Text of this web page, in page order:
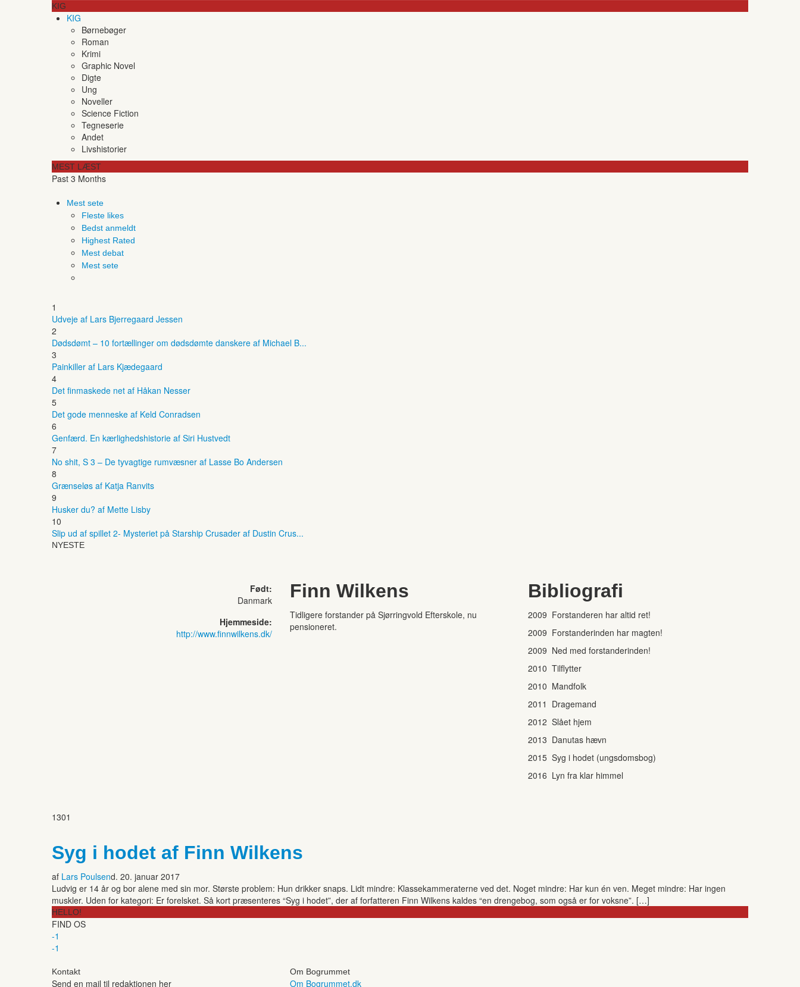
KIG
KIG
Børnebøger
Roman
Krimi
Graphic Novel
Digte
Ung
Noveller
Science Fiction
Tegneserie
Andet
Livshistorier
MEST LÆST
Past 3 Months
Mest sete
Fleste likes
Bedst anmeldt
Highest Rated
Mest debat
Mest sete
1
Udveje af Lars Bjerregaard Jessen
2
Dødsdømt – 10 fortællinger om dødsdømte danskere af Michael B...
3
Painkiller af Lars Kjædegaard
4
Det finmaskede net af Håkan Nesser
5
Det gode menneske af Keld Conradsen
6
Genfærd. En kærlighedshistorie af Siri Hustvedt
7
No shit, S 3 – De tyvagtige rumvæsner af Lasse Bo Andersen
8
Grænseløs af Katja Ranvits
9
Husker du? af Mette Lisby
10
Slip ud af spillet 2- Mysteriet på Starship Crusader af Dustin Crus...
NYESTE
Født:
Danmark
Hjemmeside:
http://www.finnwilkens.dk/
Finn Wilkens
Tidligere forstander på Sjørringvold Efterskole, nu
pensioneret.
Bibliografi
2009 Forstanderen har altid ret!
2009 Forstanderinden har magten!
2009 Ned med forstanderinden!
2010 Tilflytter
2010 Mandfolk
2011 Dragemand
2012 Slået hjem
2013 Danutas hævn
2015 Syg i hodet (ungsdomsbog)
2016 Lyn fra klar himmel
1301
Syg i hodet af Finn Wilkens
af Lars Poulsend. 20. januar 2017
Ludvig er 14 år og bor alene med sin mor. Største problem: Hun drikker snaps. Lidt mindre: Klassekammeraterne ved det. Noget mindre: Har kun én ven. Meget mindre: Har ingen
muskler. Uden for kategori: Er forelsket. Så kort præsenteres “Syg i hodet”, der af forfatteren Finn Wilkens kaldes “en drengebog, som også er for voksne”. […]
HELLO!
FIND OS
-1
-1
Kontakt
Send en mail til redaktionen her
Om Bogrummet
Om Bogrummet.dk